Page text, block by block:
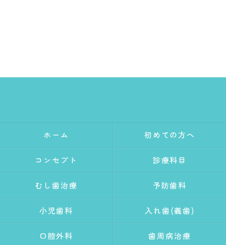
ホーム 初めての方へ
コンセプト 診療科目
むし歯治療 予防歯科
小児歯科 入れ歯(義歯)
口腔外科 歯周病治療